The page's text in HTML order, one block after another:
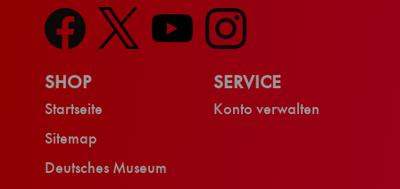
SHOP
Startseite
Sitemap
Deutsches Museum
SERVICE
Konto verwalten